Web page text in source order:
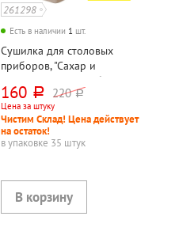
261298
Есть в наличии 1 шт.
Сушилка для столовых
приборов, "Сахар и
Пряность", пластик, белая,
кофейная, 3 секции
160 руб. 220 руб.
Цена за штуку
Чистим Склад! Цена действует
на остаток!
в упаковке 35 штук